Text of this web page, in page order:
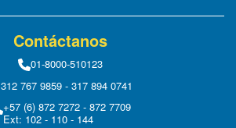
Contáctanos
01-8000-510123
312 767 9859 - 317 894 0741
+57 (6) 872 7272 - 872 7709
Ext: 102 - 110 - 144